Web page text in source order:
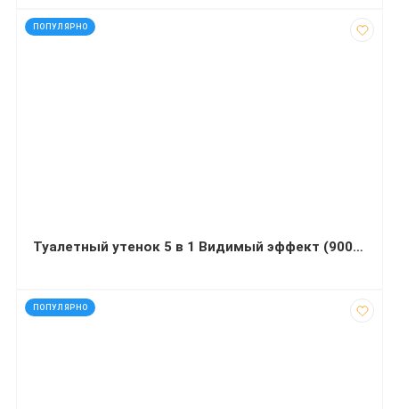
ПОПУЛЯРНО
код: 60555
Туалетный утенок 5 в 1 Видимый эффект (900 миллилитров)
ПОПУЛЯРНО
код: 40735